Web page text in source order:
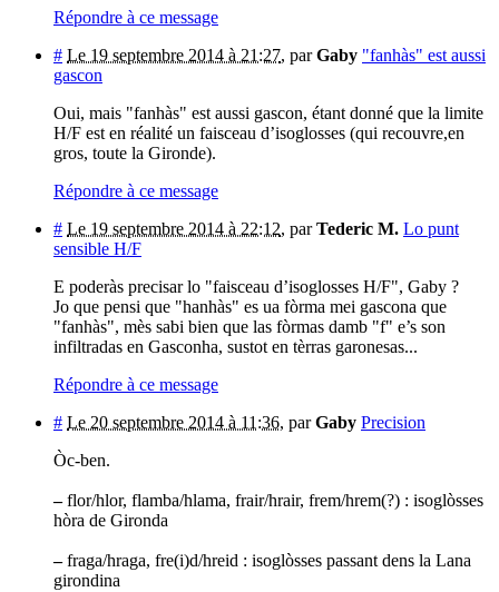
Répondre à ce message
# Le 19 septembre 2014 à 21:27, parGaby "fanhàs" est aussi
gascon
Oui, mais "fanhàs" est aussi gascon, étant donné que la limite
H/F est en réalité un faisceau d’isoglosses (qui recouvre,en
gros, toute la Gironde).
Répondre à ce message
# Le 19 septembre 2014 à 22:12, parTederic M. Lo punt
sensible H/F
E poderàs precisar lo "faisceau d’isoglosses H/F", Gaby ?
Jo que pensi que "hanhàs" es ua fòrma mei gascona que
"fanhàs", mès sabi bien que las fòrmas damb "f" e’s son
infiltradas en Gasconha, sustot en tèrras garonesas...
Répondre à ce message
# Le 20 septembre 2014 à 11:36, parGaby Precision
Òc-ben.
–flor/hlor, flamba/hlama, frair/hrair, frem/hrem(?) : isoglòsses
hòra de Gironda
–fraga/hraga, fre(i)d/hreid : isoglòsses passant dens la Lana
girondina